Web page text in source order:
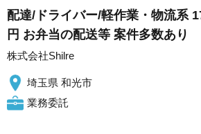
配達/ドライバー/軽作業・物流系
円 お弁当の配送等 案件多数あり
株式会社Shilre
埼玉県 和光市
業務委託